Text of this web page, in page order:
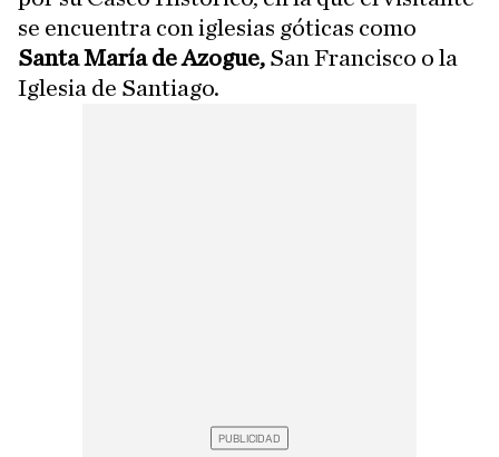
se encuentra con iglesias góticas como
Santa María de Azogue, San Francisco o la
Iglesia de Santiago.